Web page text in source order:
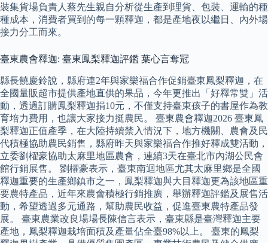
裝集貨場負責人蔡先生親自分析從生產到理貨、包裝、運輸的種
種成本，消費者買到的每一顆釋迦，都是產地夜以繼日、內外場
接力分工而來。
臺東農會釋迦: 臺東鳳梨釋迦評鑑 葉心言奪冠
縣長饒慶鈴說，縣府連2年與家樂福合作促銷臺東鳳梨釋迦，在
全國量販超市提供產地直供的果品，今年更推出「好釋常雙」活
動，透過訂購鳳梨釋迦捐10元，不僅支持臺東孩子的書屋作為教
育培力費用，也讓大家接力挺農民。 臺東農會釋迦2026 臺東鳳
梨釋迦正值產季，在大陸持續禁入情況下，地方機關、農會及民
代積極協助農民銷售，縣府昨天與家樂福合作推好釋成雙活動，
立委劉櫂豪協助太麻里地區農會，連續3天在臺北市內湖公民會
館行銷展售。 劉櫂豪表示，臺東南迴地區尤其太麻里鄉是全國
釋迦重要的生產鄉鎮市之一，鳳梨釋迦與大目釋迦更為該地區重
要農特產品，近年來農會積極行銷推廣，舉辦釋迦評鑑及展售活
動，希望透過多元通路，幫助農民收益，促進臺東農特產品發
展。 臺東農業改良場場長陳信言表示，臺東縣是臺灣釋迦主要
產地，鳳梨釋迦栽培面積及產量佔全臺98%以上。 臺東的鳳梨